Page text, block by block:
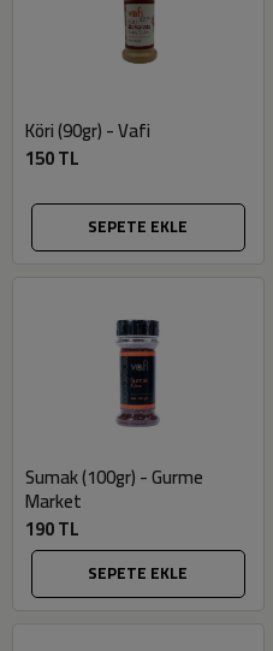
Köri (90gr) - Vafi
150 TL
SEPETE EKLE
Sumak (100gr) - Gurme
Market
190 TL
SEPETE EKLE